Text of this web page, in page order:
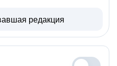
редакция